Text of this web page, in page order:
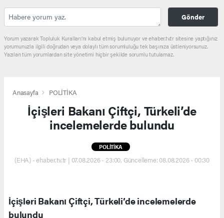
Gönder
Yorum yazarak Topluluk Kuralları’nı kabul etmiş bulunuyor ve ehaber.tv.tr sitesine yaptığınız
yorumunuzla ilgili doğrudan veya dolaylı tüm sorumluluğu tek başınıza üstleniyorsunuz.
Yazılan tüm yorumlardan site yönetimi hiçbir şekilde sorumlu tutulamaz.
Anasayfa POLİTİKA
İçişleri Bakanı Çiftçi, Türkeli’de
incelemelerde bulundu
POLİTİKA
(EHA) - ehaber.tv.tr | 07.08.2026 - 23:00, Güncelleme: 08.08.2026 - 00:30
İçişleri Bakanı Çiftçi, Türkeli’de incelemelerde
bulundu